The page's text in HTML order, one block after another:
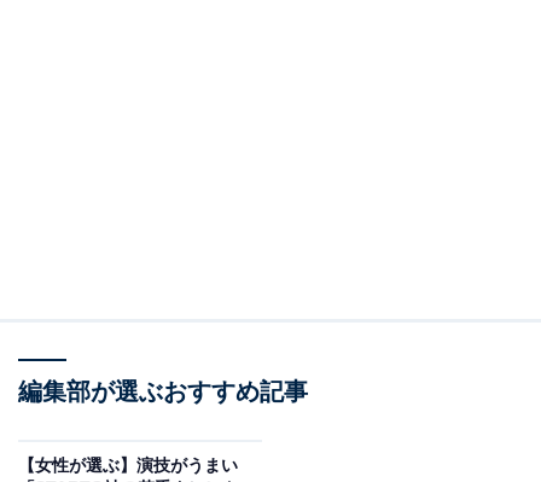
編集部が選ぶおすすめ記事
【女性が選ぶ】演技がうまい